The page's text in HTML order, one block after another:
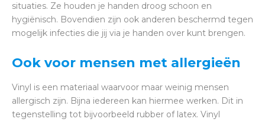
situaties. Ze houden je handen droog schoon en
hygiënisch. Bovendien zijn ook anderen beschermd tegen
mogelijk infecties die jij via je handen over kunt brengen.
Ook voor mensen met allergieën
Vinyl is een materiaal waarvoor maar weinig mensen
allergisch zijn. Bijna iedereen kan hiermee werken. Dit in
tegenstelling tot bijvoorbeeld rubber of latex. Vinyl